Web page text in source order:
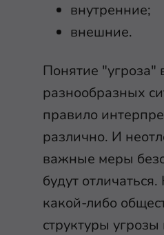
внутренние;
внешние.
Понятие "угроза"
разнообразных
правило
различно. И
важные меры
будут
какой-либо
структуры